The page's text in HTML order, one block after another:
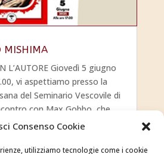
Consenso Cookie
utilizziamo tecnologie come i cookie
MISHIMA
L’AUTORE Giovedì 5 giugno
vi aspettiamo presso la
del Seminario Vescovile di
con Max Gobbo, che
ultimo libro Il mio amico